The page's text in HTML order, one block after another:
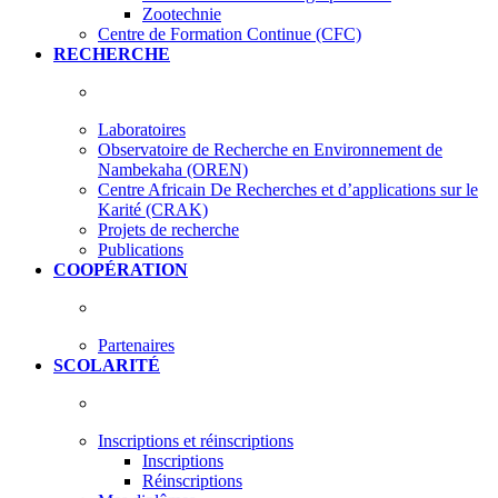
Zootechnie
Centre de Formation Continue (CFC)
RECHERCHE
Laboratoires
Observatoire de Recherche en Environnement de
Nambekaha (OREN)
Centre Africain De Recherches et d’applications sur le
Karité (CRAK)
Projets de recherche
Publications
COOPÉRATION
Partenaires
SCOLARITÉ
Inscriptions et réinscriptions
Inscriptions
Réinscriptions